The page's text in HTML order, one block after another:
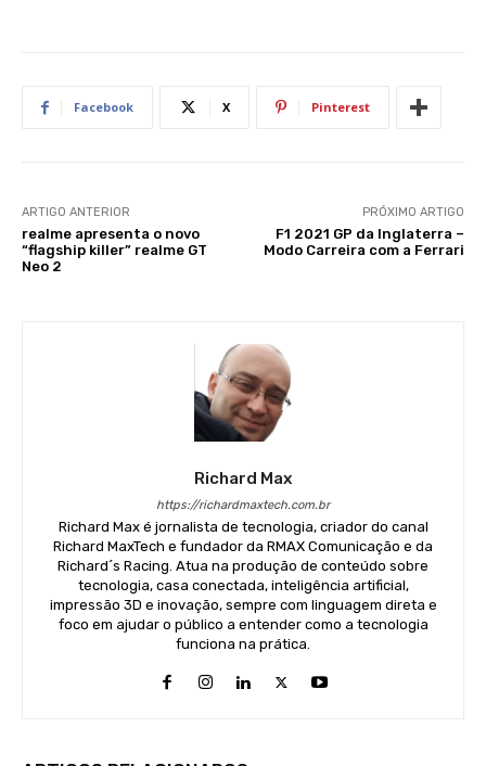
Facebook X Pinterest
ARTIGO ANTERIOR
realme apresenta o novo
“flagship killer” realme GT
Neo 2
PRÓXIMO ARTIGO
F1 2021 GP da Inglaterra –
Modo Carreira com a Ferrari
Richard Max
https://richardmaxtech.com.br
Richard Max é jornalista de tecnologia, criador do canal
Richard MaxTech e fundador da RMAX Comunicação e da
Richard´s Racing. Atua na produção de conteúdo sobre
tecnologia, casa conectada, inteligência artificial,
impressão 3D e inovação, sempre com linguagem direta e
foco em ajudar o público a entender como a tecnologia
funciona na prática.